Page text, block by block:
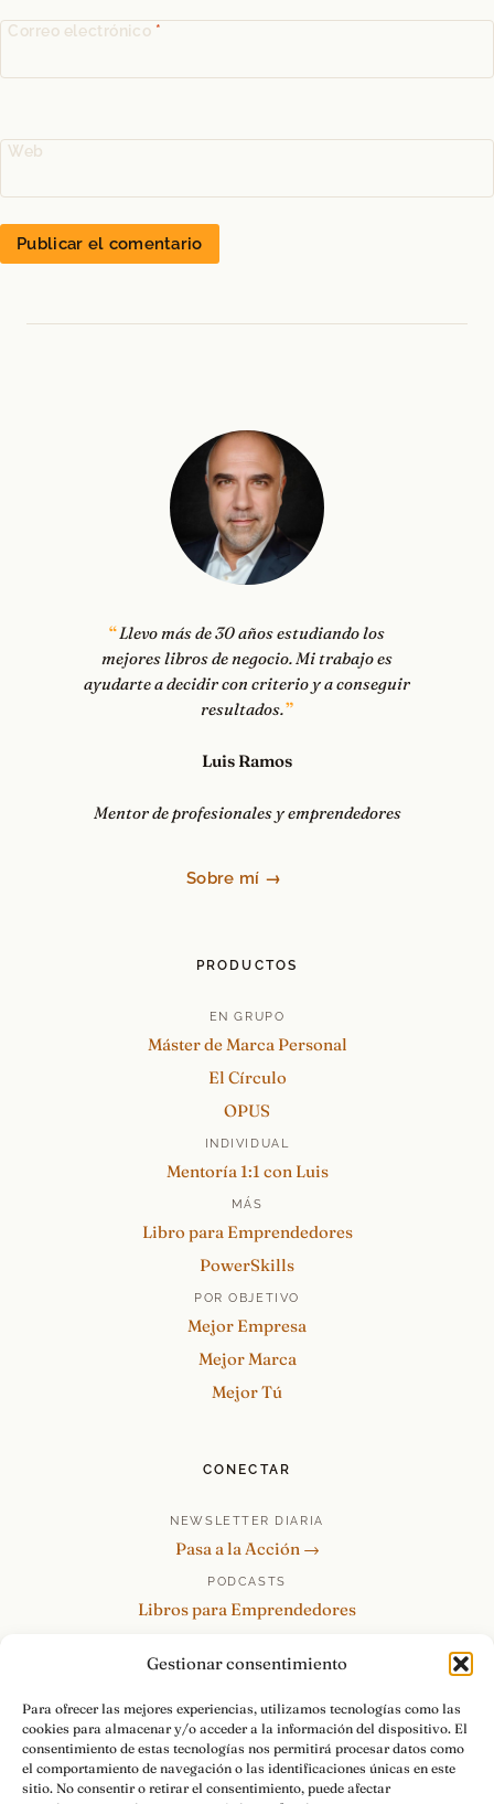
Gestionar consentimiento
Para ofrecer las mejores experiencias, utilizamos tecnologías como las
cookies para almacenar y/o acceder a la información del dispositivo. El
consentimiento de estas tecnologías nos permitirá procesar datos como
el comportamiento de navegación o las identificaciones únicas en este
sitio. No consentir o retirar el consentimiento, puede afectar
Correo electrónico *
Web
Llevo más de 30 años estudiando los
mejores libros de negocio. Mi trabajo es
ayudarte a decidir con criterio y a conseguir
resultados.
Luis Ramos
Mentor de profesionales y emprendedores
Sobre mí →
PRODUCTOS
EN GRUPO
Máster de Marca Personal
El Círculo
OPUS
INDIVIDUAL
Mentoría 1:1 con Luis
MÁS
Libro para Emprendedores
PowerSkills
POR OBJETIVO
Mejor Empresa
Mejor Marca
Mejor Tú
CONECTAR
NEWSLETTER DIARIA
Pasa a la Acción →
PODCASTS
Libros para Emprendedores
re:Invéntate / PowerSkills
MENTOR360
HABLAMOS
Contacto y consultas →